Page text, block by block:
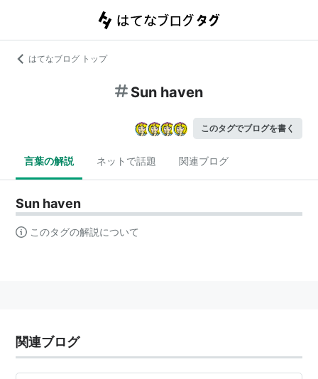
はてなブログ トップ
Sun haven
このタグでブログを書く
言葉の解説 ネットで話題 関連ブログ
Sun haven
このタグの解説について
関連ブログ